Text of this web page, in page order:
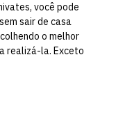
você pode
sair de casa
o melhor
realizá-la. Exceto